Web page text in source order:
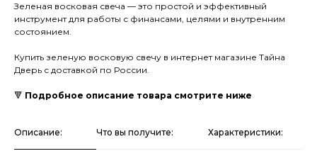
Зеленая восковая свеча — это простой и эффективный
инструмент для работы с финансами, целями и внутренним
состоянием.
Купить зеленую восковую свечу в интернет магазине Тайна
Дверь с доставкой по России.
🔻 Подробное описание товара смотрите ниже
Описание: Что вы получите: Характеристики: